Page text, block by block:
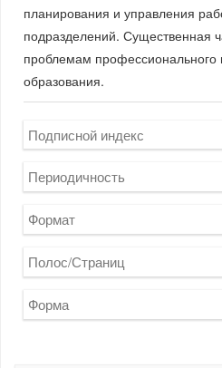
планирования и управления
подразделений. Существенная
проблемам профессионального
образования.
Подписной индекс
Периодичность
Формат
Полос/Страниц
Форма